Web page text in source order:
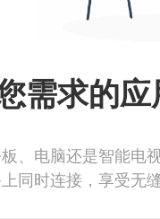
需求的应
、电脑还是智能电
同时连接，享受无